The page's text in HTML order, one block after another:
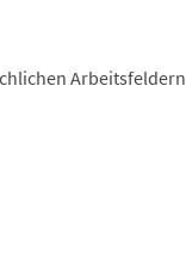
Arbeitsfeldern